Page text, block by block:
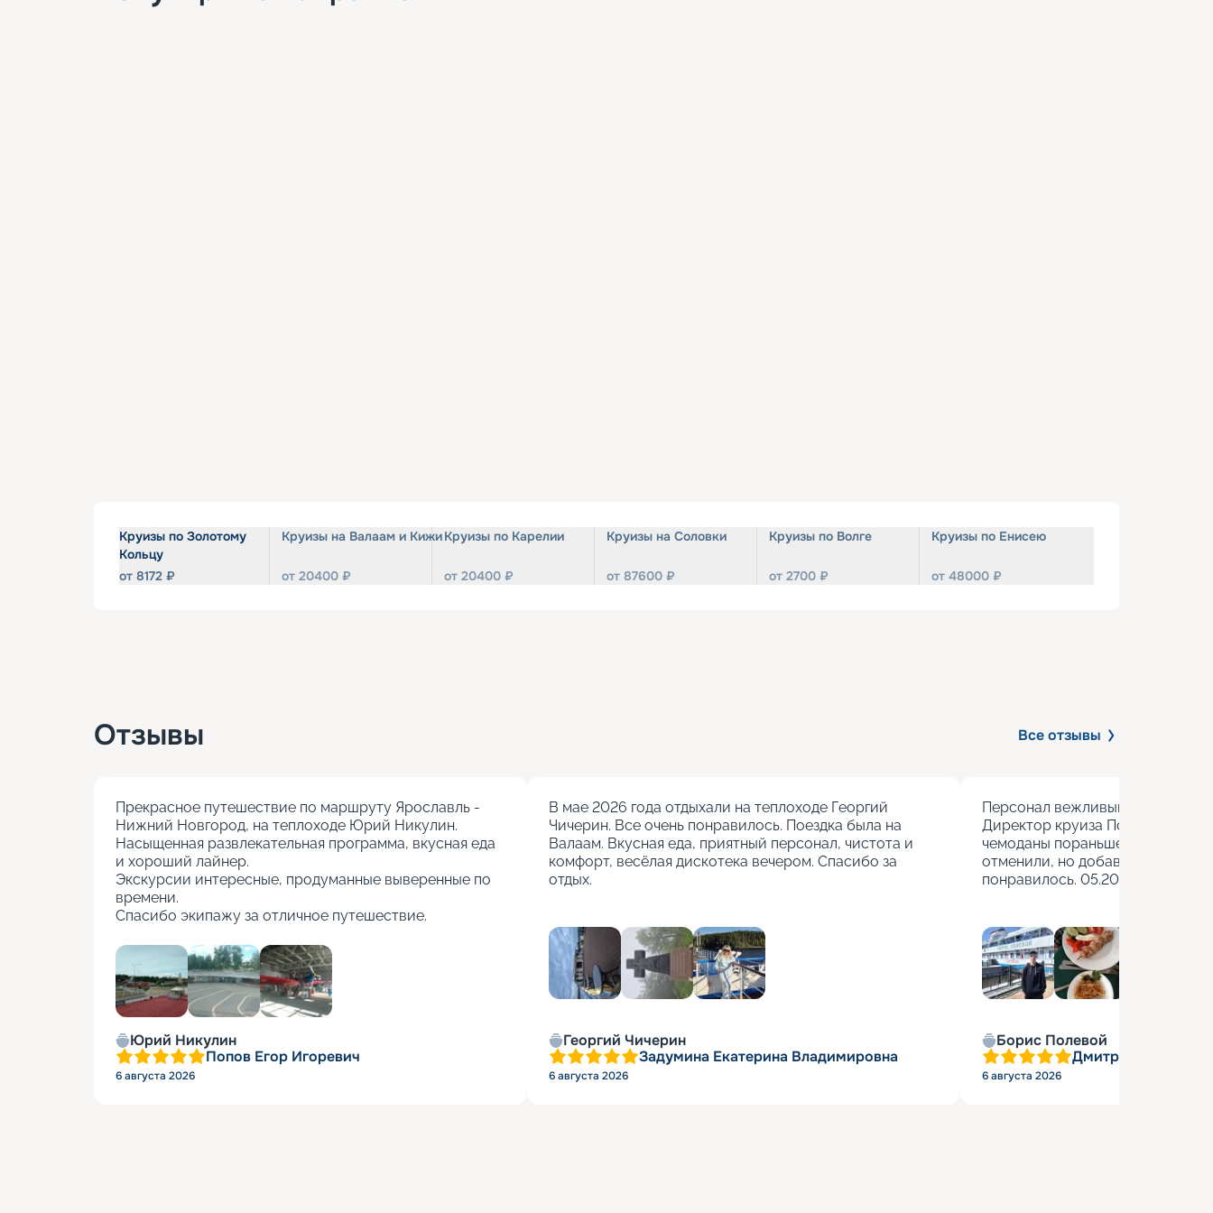
Круизы по Золотому
Кольцу
от 8172 ₽
Круизы на Валаам и Кижи
от 20400 ₽
Круизы по Карелии
от 20400 ₽
Круизы на Соловки
от 87600 ₽
Круизы по Волге
от 2700 ₽
Круизы по Енисею
от 48000 ₽
Отзывы Все отзывы
Прекрасное путешествие по маршруту Ярославль -
Нижний Новгород, на теплоходе Юрий Никулин.
Насыщенная развлекательная программа, вкусная еда
и хороший лайнер.
Экскурсии интересные, продуманные выверенные по
времени.
Спасибо экипажу за отличное путешествие.
Юрий Никулин
Попов Егор Игоревич
6 августа 2026
В мае 2026 года отдыхали на теплоходе Георгий
Чичерин. Все очень понравилось. Поездка была на
Валаам. Вкусная еда, приятный персонал, чистота и
комфорт, весёлая дискотека вечером. Спасибо за
отдых.
Георгий Чичерин
Задумина Екатерина Владимировна
6 августа 2026
Персонал вежливый, кормят
Директор круиза Полина
чемоданы пораньше взяли.
отменили, но добавили
понравилось. 05.2026г.
Борис Полевой
Дмитрий
6 августа 2026